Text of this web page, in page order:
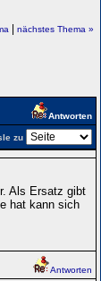
nächstes Thema »
Antworten
zu
Als Ersatz gibt
hat kann sich
Antworten